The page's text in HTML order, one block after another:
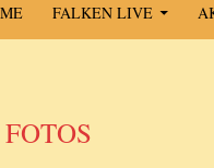
FALKEN LIVE